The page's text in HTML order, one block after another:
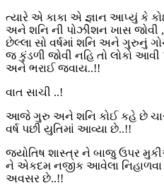
ત્યારે એ કાકા એ જ્ઞાન આપ્યું કે
અને શનિ ની પોઝીશન ખાસ જોવી
છેલ્લા સો વર્ષમાં શનિ અને ગુરુનું
જ કુંડળી જોવી નહિ તો લોકો
અને ભરાઈ જવાય..!!
વાત સાચી ..!
આજે ગુરુ અને શનિ કોઈ કહે છે
વર્ષ પછી યુતિમાં આવ્યા છે..!!
જ્યોતિષ શાસ્ત્ર ને બાજુ ઉપર
ને એકદમ નજીક આવેલા નિહાળવા
અવસર છે..!!